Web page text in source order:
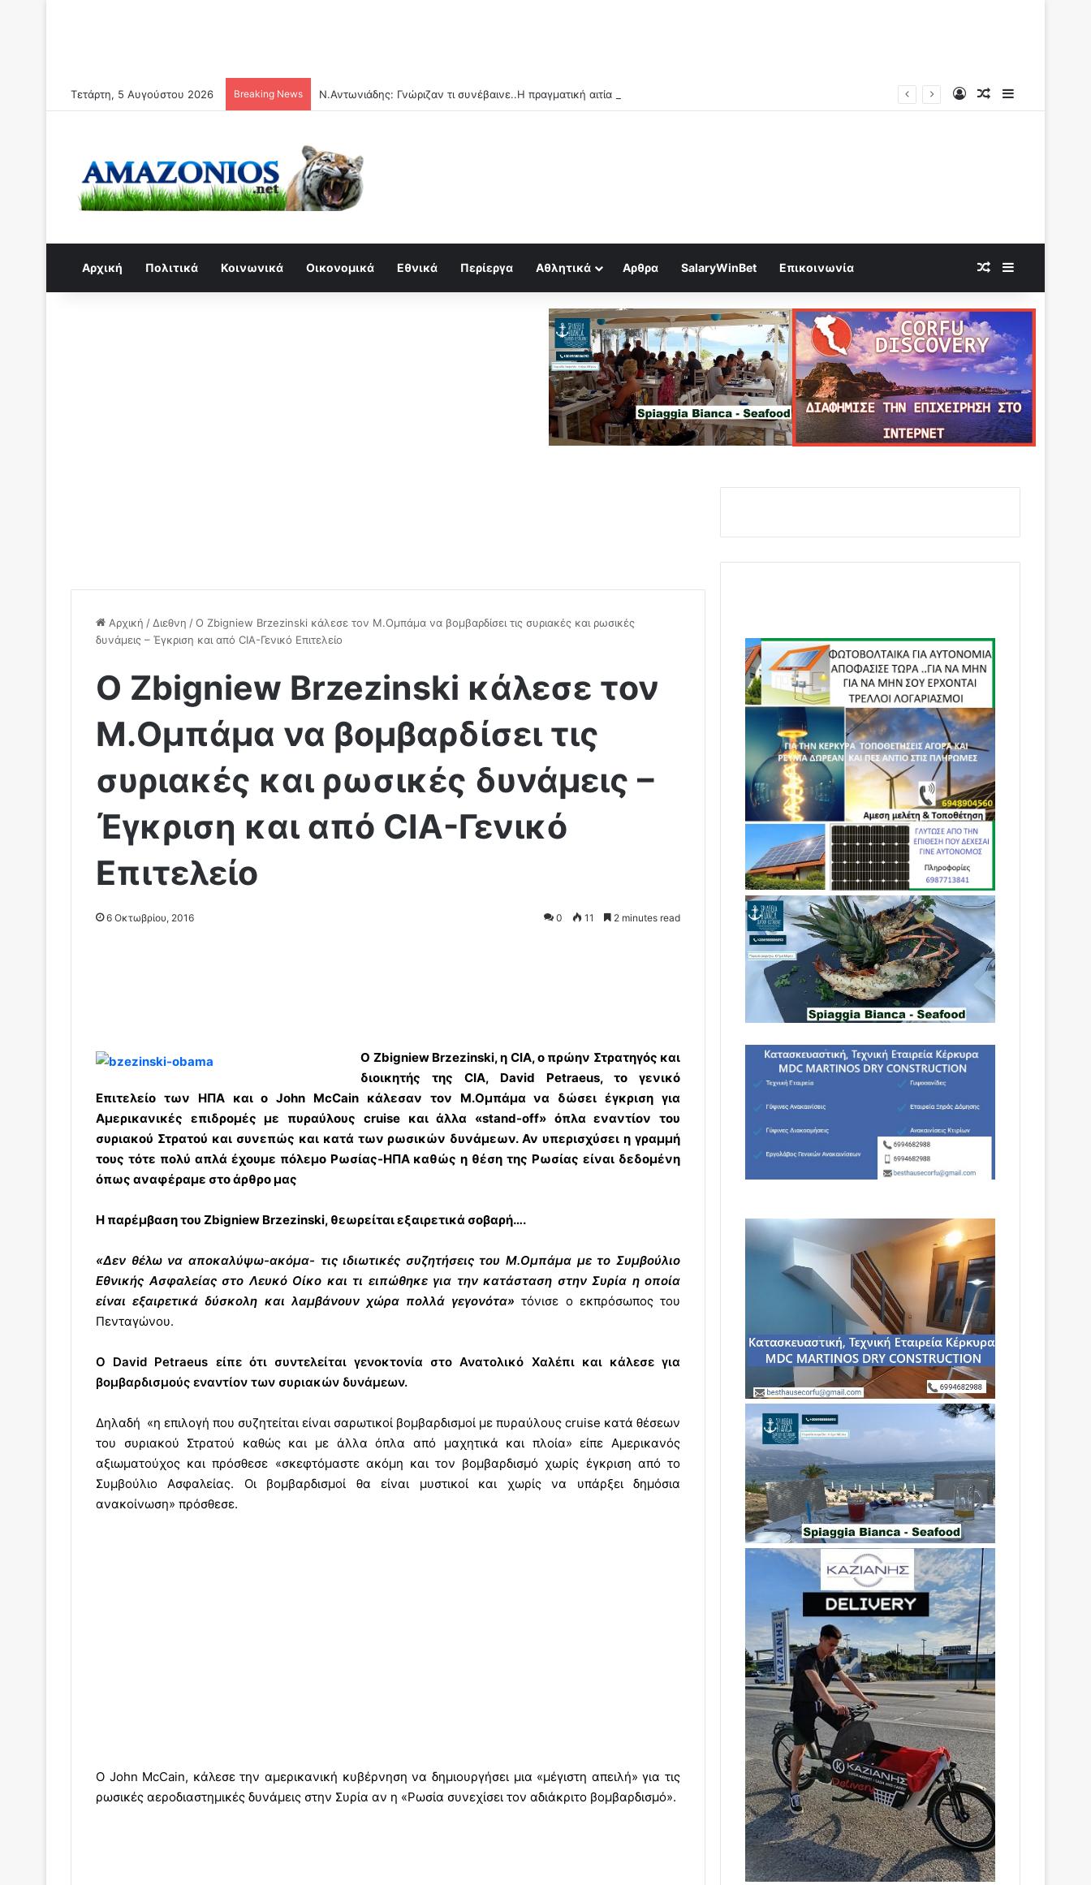
Τετάρτη, 5 Αυγούστου 2026 Breaking News Log InRandom Article
Αρχική Πολιτικά Κοινωνικά Οικονομικά Εθνικά Περίεργα Αθλητικά Αρθρα SalaryWinBet Επικοινωνία Random Article
Αρχική / Διεθνη /O Zbigniew Brzezinski κάλεσε τον Μ.Ομπάμα να βομβαρδίσει τις συριακές και ρωσικές
δυνάμεις – Έγκριση και από CIA-Γενικό Επιτελείο
O Zbigniew Brzezinski κάλεσε τον
Μ.Ομπάμα να βομβαρδίσει τις
συριακές και ρωσικές δυνάμεις –
Έγκριση και από CIA-Γενικό
Επιτελείο
6 Οκτωβρίου, 2016 0 11 2 minutes read
O Zbigniew Brzezinski, η CIA, o πρώην Στρατηγός και
διοικητής της CIA, David Petraeus, το γενικό
Επιτελείο των ΗΠΑ και ο John McCain κάλεσαν τον Μ.Ομπάμα να δώσει έγκριση για
Αμερικανικές επιδρομές με πυραύλους cruise και άλλα «stand-off» όπλα εναντίον του
συριακού Στρατού και συνεπώς και κατά των ρωσικών δυνάμεων. Αν υπερισχύσει η γραμμή
τους τότε πολύ απλά έχουμε πόλεμο Ρωσίας-ΗΠΑ καθώς η θέση της Ρωσίας είναι δεδομένη
όπως αναφέραμε στο άρθρο μας
Η παρέμβαση του Zbigniew Brzezinski, θεωρείται εξαιρετικά σοβαρή….
«Δεν θέλω να αποκαλύψω-ακόμα- τις ιδιωτικές συζητήσεις του Μ.Ομπάμα με το Συμβούλιο
Εθνικής Ασφαλείας στο Λευκό Οίκο και τι ειπώθηκε για την κατάσταση στην Συρία η οποία
είναι εξαιρετικά δύσκολη και λαμβάνουν χώρα πολλά γεγονότα» τόνισε ο εκπρόσωπος του
Πενταγώνου.
Ο David Petraeus είπε ότι συντελείται γενοκτονία στο Ανατολικό Χαλέπι και κάλεσε για
βομβαρδισμούς εναντίον των συριακών δυνάμεων.
Δηλαδή «η επιλογή που συζητείται είναι σαρωτικοί βομβαρδισμοί με πυραύλους cruise κατά θέσεων
του συριακού Στρατού καθώς και με άλλα όπλα από μαχητικά και πλοία» είπε Αμερικανός
αξιωματούχος και πρόσθεσε «σκεφτόμαστε ακόμη και τον βομβαρδισμό χωρίς έγκριση από το
Συμβούλιο Ασφαλείας. Οι βομβαρδισμοί θα είναι μυστικοί και χωρίς να υπάρξει δημόσια
ανακοίνωση» πρόσθεσε.
Ο John McCain, κάλεσε την αμερικανική κυβέρνηση να δημιουργήσει μια «μέγιστη απειλή» για τις
ρωσικές αεροδιαστημικές δυνάμεις στην Συρία αν η «Ρωσία συνεχίσει τον αδιάκριτο βομβαρδισμό».